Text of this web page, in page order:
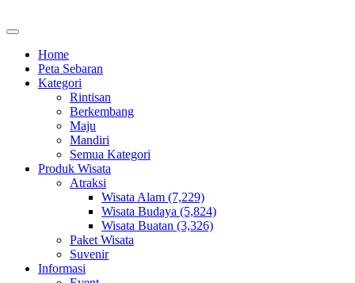
Home
Peta Sebaran
Kategori
Rintisan
Berkembang
Maju
Mandiri
Semua Kategori
Produk Wisata
Atraksi
Wisata Alam (7,229)
Wisata Budaya (5,824)
Wisata Buatan (3,326)
Paket Wisata
Suvenir
Informasi